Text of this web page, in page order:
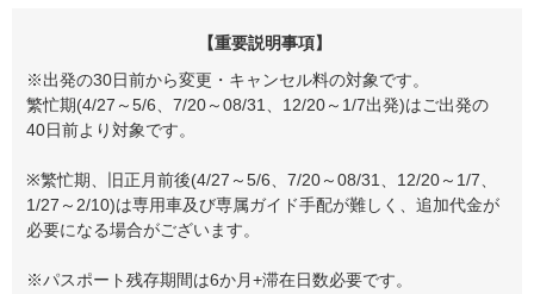
【重要説明事項】
※出発の30日前から変更・キャンセル料の対象です。
繁忙期(4/27～5/6、7/20～08/31、12/20～1/7出発)はご出発の
40日前より対象です。
※繁忙期、旧正月前後(4/27～5/6、7/20～08/31、12/20～1/7、
1/27～2/10)は専用車及び専属ガイド手配が難しく、追加代金が
必要になる場合がございます。
※パスポート残存期間は6か月+滞在日数必要です。